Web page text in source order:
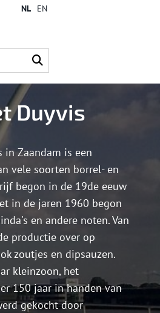
NL EN
Duyvis
in Zaandam is een
vele soorten borrel- en
begon in de 19de eeuw
in de jaren 1960 begon
en andere noten. Van
productie over op
zoutjes en dipsauzen.
kleinzoon, het
150 jaar in handen van
gekocht door